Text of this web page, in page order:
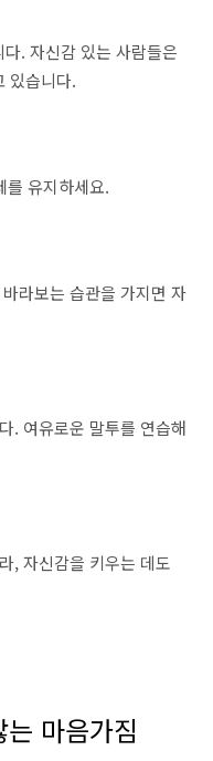
. 자신감 있는 사람들은
있습니다.
를 유지하세요.
라보는 습관을 가지면 자
. 여유로운 말투를 연습해
, 자신감을 키우는 데도
마음가짐